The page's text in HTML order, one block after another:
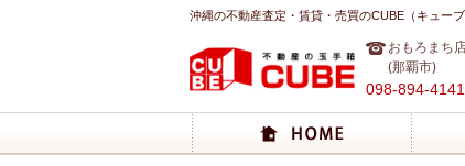
沖縄の不動産査定・賃貸・売買のCUBE（キューブ
おもろまち
(那覇市)
098-894-4141